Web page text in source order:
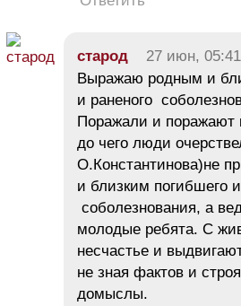
старод 27 июн, 05:41
Выражаю родным и
и раненого
Поражали и поражают
до чего люди
О.Константинова)не
и близким погибшего
соболезнования, а
молодые ребята. С
несчастье и
не зная фактов и
домыслы.